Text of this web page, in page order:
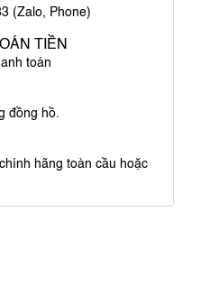
(Zalo, Phone)
TIỀN
toán
đồng hồ.
hãng toàn cầu hoặc